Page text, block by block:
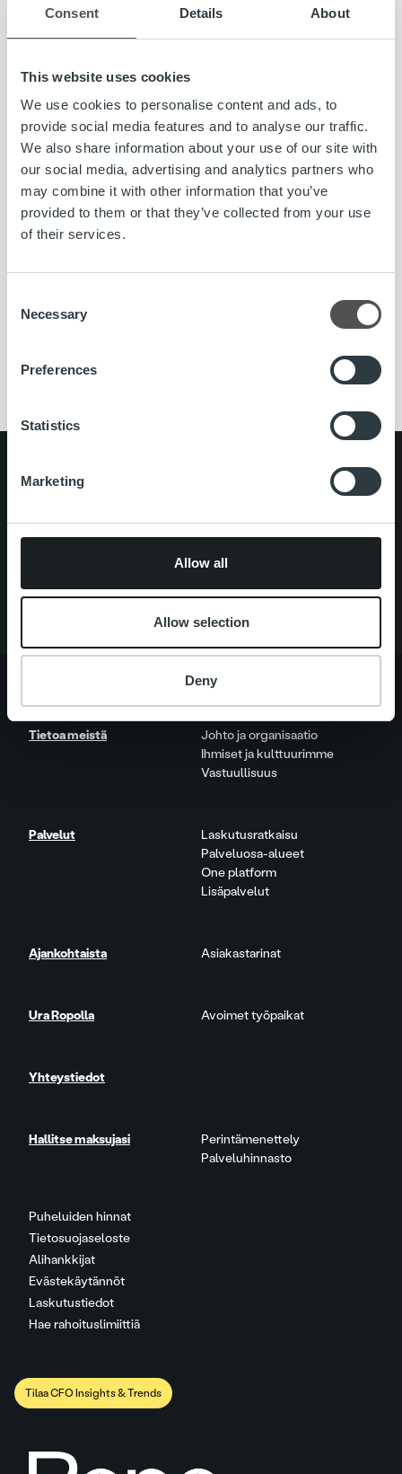
Consent Details About
This website uses cookies
We use cookies to personalise content and ads, to
provide social media features and to analyse our traffic.
We also share information about your use of our site with
our social media, advertising and analytics partners who
may combine it with other information that you’ve
provided to them or that they’ve collected from your use
of their services.
Selection
Necessary
Preferences
Statistics
Marketing
Allow all
Allow selection
Deny
Rekrytointi
Ura Ropolla
Tietoa meistä
Puheluiden hinnat
Tietosuojaseloste
Alihankkijat
Evästekäytännöt
Laskutustiedot
Hae rahoituslimiittiä
Tietoa meistä
Johto ja organisaatio
Ihmiset ja kulttuurimme
Vastuullisuus
Palvelut
Laskutusratkaisu
Palveluosa-alueet
One platform
Lisäpalvelut
Ajankohtaista Asiakastarinat
Ura Ropolla Avoimet työpaikat
Yhteystiedot
Hallitse maksujasi
Perintämenettely
Palveluhinnasto
Tilaa CFO Insights & Trends